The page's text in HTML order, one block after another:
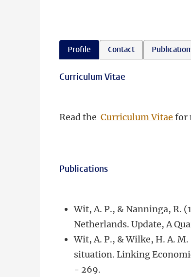
Profile Contact
Curriculum Vitae
Read the Curriculum Vitae for
Publications
Wit, A. P., & Nanninga, R.
Netherlands. Update, A
Wit, A. P., & Wilke, H. A.
situation. Linking
- 269.